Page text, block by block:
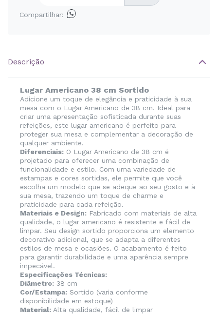
Compartilhar:
Descrição
Lugar Americano 38 cm Sortido
Adicione um toque de elegância e praticidade à sua
mesa com o Lugar Americano de 38 cm. Ideal para
criar uma apresentação sofisticada durante suas
refeições, este lugar americano é perfeito para
proteger sua mesa e complementar a decoração de
qualquer ambiente.
Diferenciais: O Lugar Americano de 38 cm é
projetado para oferecer uma combinação de
funcionalidade e estilo. Com uma variedade de
estampas e cores sortidas, ele permite que você
escolha um modelo que se adeque ao seu gosto e à
sua mesa, trazendo um toque de charme e
praticidade para cada refeição.
Materiais e Design: Fabricado com materiais de alta
qualidade, o lugar americano é resistente e fácil de
limpar. Seu design sortido proporciona um elemento
decorativo adicional, que se adapta a diferentes
estilos de mesa e ocasiões. O acabamento é feito
para garantir durabilidade e uma aparência sempre
impecável.
Especificações Técnicas:
Diâmetro: 38 cm
Cor/Estampa: Sortido (varia conforme
disponibilidade em estoque)
Material: Alta qualidade, fácil de limpar